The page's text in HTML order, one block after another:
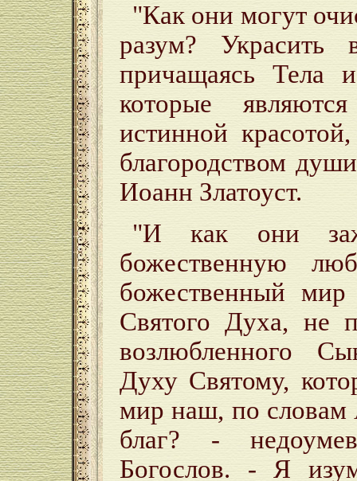
"Как они могут
разум?
причащаясь Тела
которые
истинной
благородством
Иоанн Златоуст.
"И как они
божественную
божественный
Святого Духа, не
возлюбленного
Духу Святому,
мир наш, по словам
благ? -
Богослов. - Я